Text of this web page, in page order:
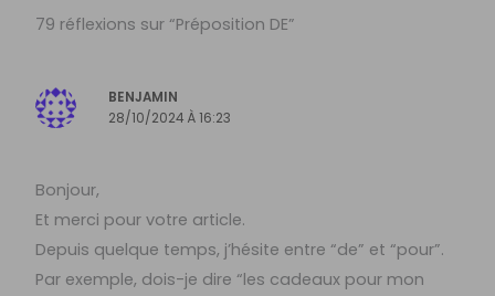
79 réflexions sur “Préposition DE”
BENJAMIN
28/10/2024 À 16:23
Bonjour,
Et merci pour votre article.
Depuis quelque temps, j’hésite entre “de” et “pour”.
Par exemple, dois-je dire “les cadeaux pour mon